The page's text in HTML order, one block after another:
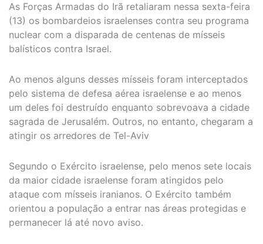
As Forças Armadas do Irã retaliaram nessa sexta-feira
(13) os bombardeios israelenses contra seu programa
nuclear com a disparada de centenas de mísseis
balísticos contra Israel.
Ao menos alguns desses mísseis foram interceptados
pelo sistema de defesa aérea israelense e ao menos
um deles foi destruído enquanto sobrevoava a cidade
sagrada de Jerusalém. Outros, no entanto, chegaram a
atingir os arredores de Tel-Aviv
Segundo o Exército israelense, pelo menos sete locais
da maior cidade israelense foram atingidos pelo
ataque com mísseis iranianos. O Exército também
orientou a população a entrar nas áreas protegidas e
permanecer lá até novo aviso.